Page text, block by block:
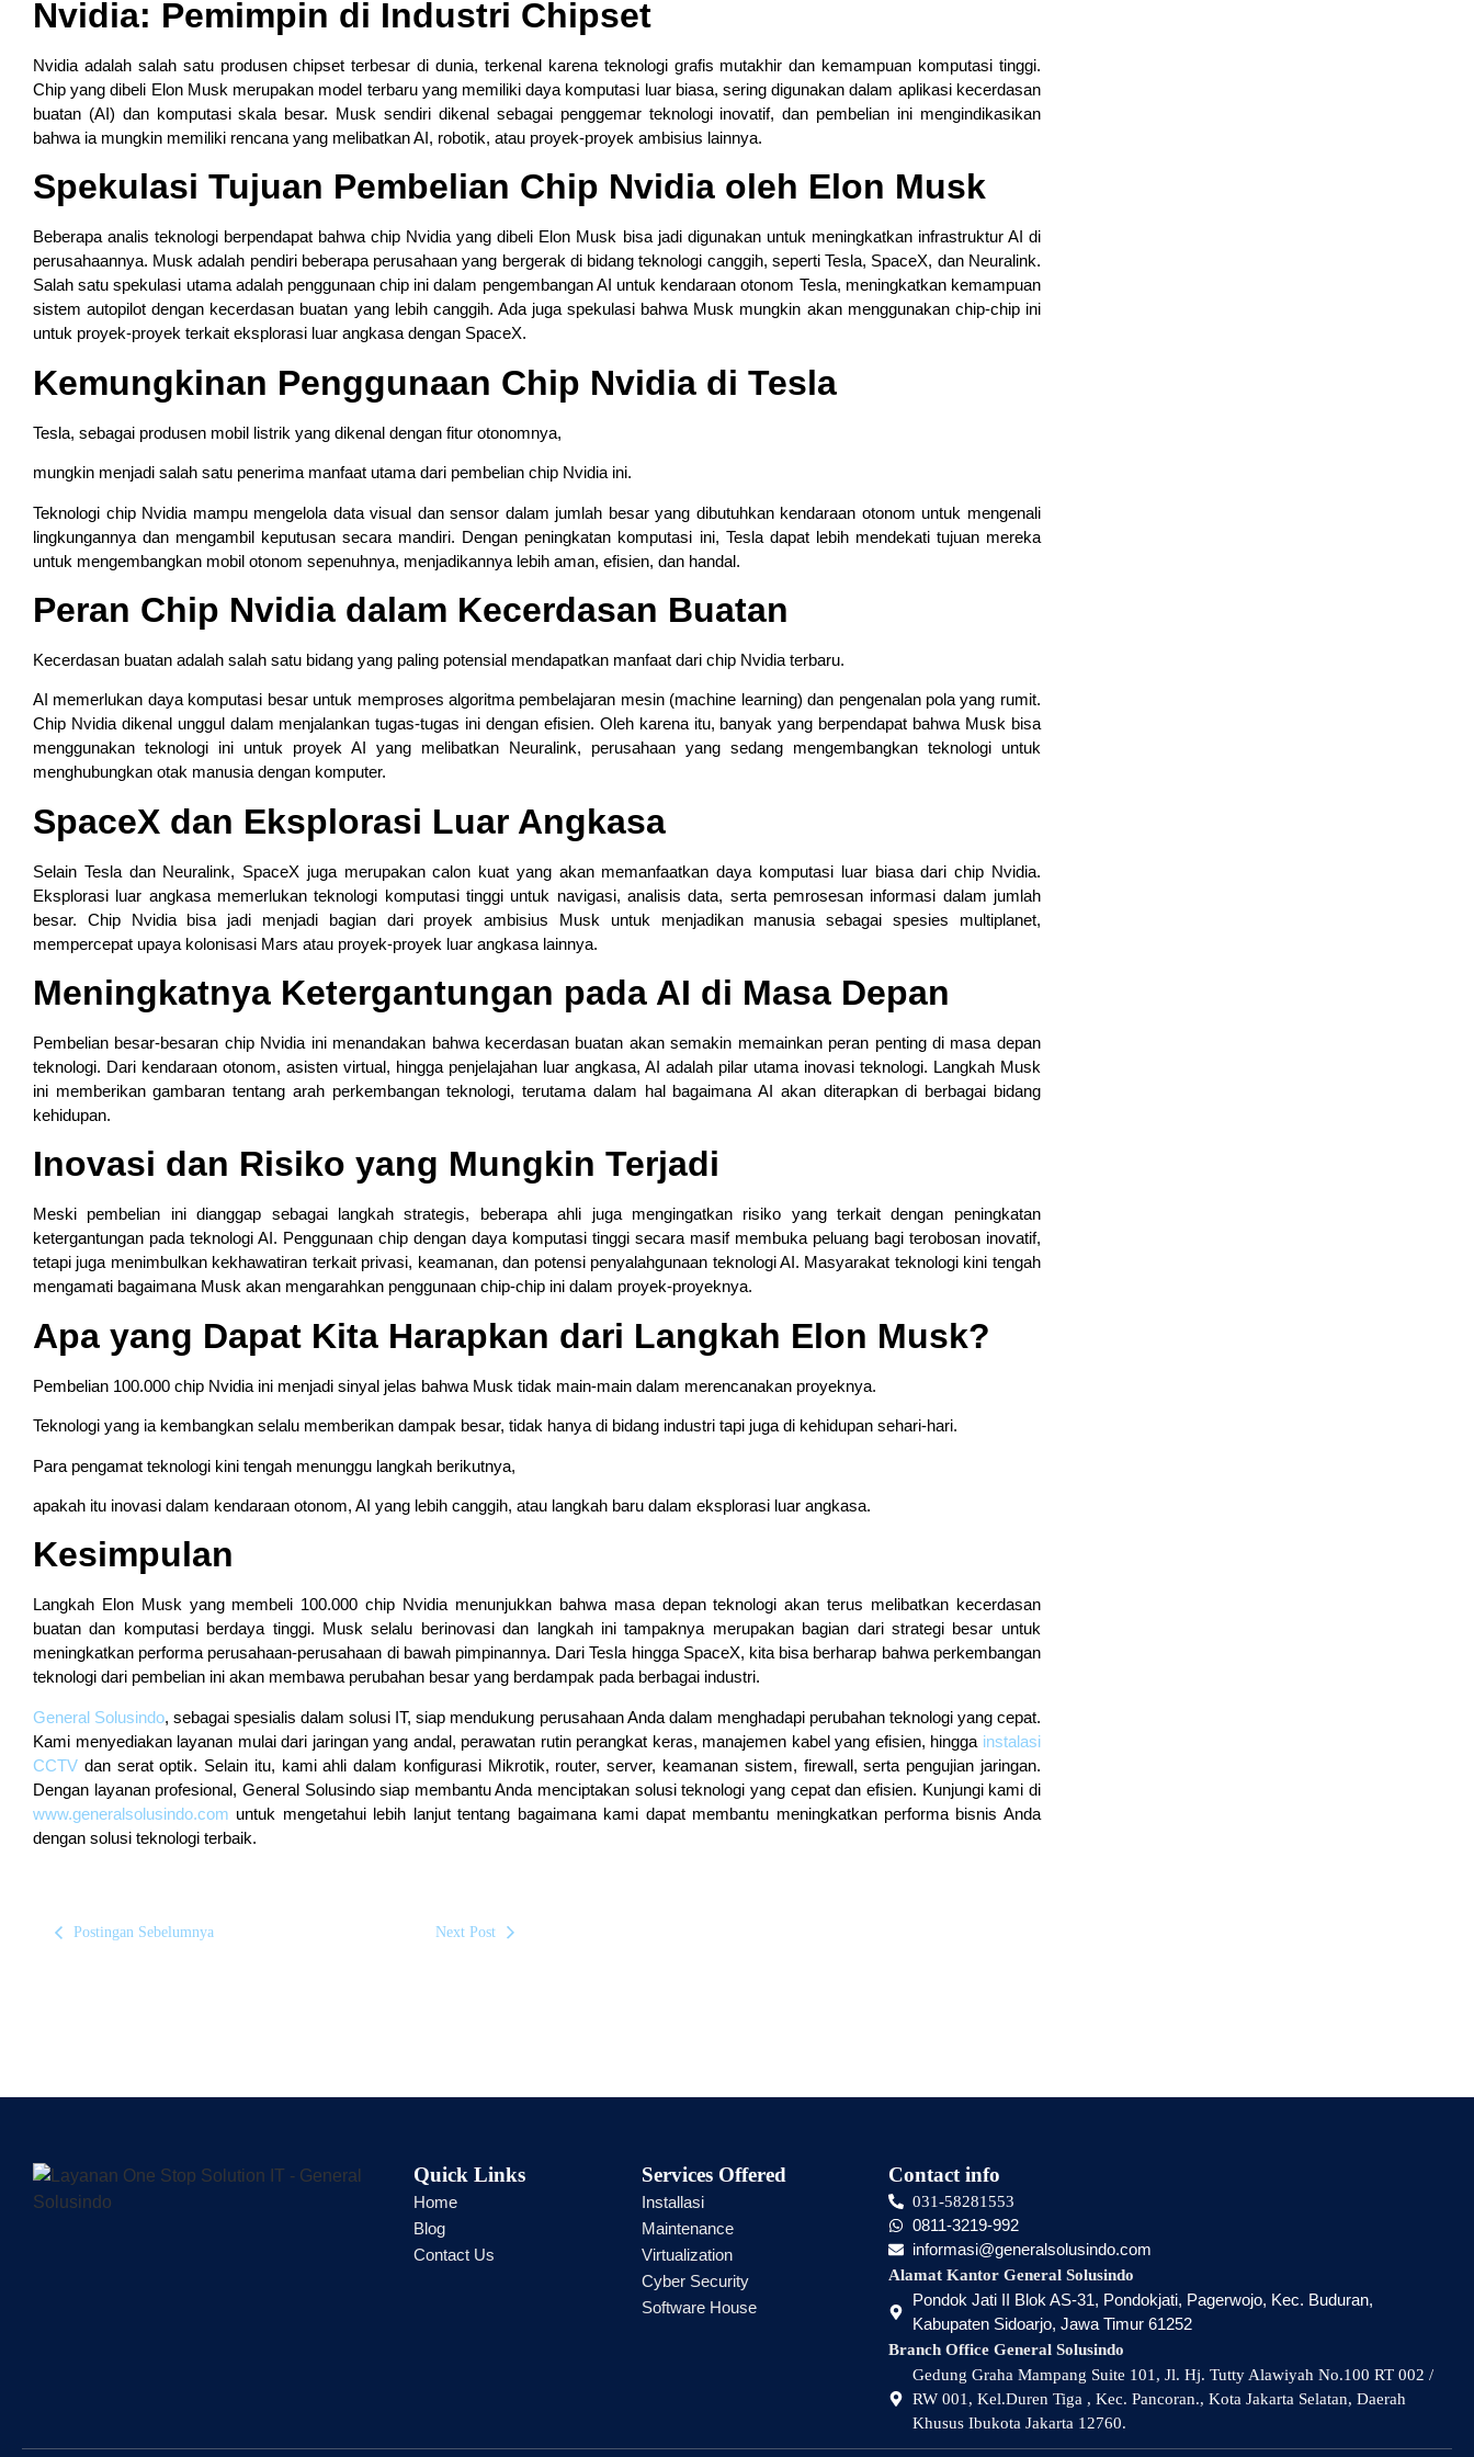
Nvidia: Pemimpin di Industri Chipset
Nvidia adalah salah satu produsen chipset terbesar di dunia, terkenal karena teknologi grafis mutakhir dan kemampuan komputasi tinggi.
Chip yang dibeli Elon Musk merupakan model terbaru yang memiliki daya komputasi luar biasa, sering digunakan dalam aplikasi kecerdasan
buatan (AI) dan komputasi skala besar. Musk sendiri dikenal sebagai penggemar teknologi inovatif, dan pembelian ini mengindikasikan
bahwa ia mungkin memiliki rencana yang melibatkan AI, robotik, atau proyek-proyek ambisius lainnya.
Spekulasi Tujuan Pembelian Chip Nvidia oleh Elon Musk
Beberapa analis teknologi berpendapat bahwa chip Nvidia yang dibeli Elon Musk bisa jadi digunakan untuk meningkatkan infrastruktur AI di
perusahaannya. Musk adalah pendiri beberapa perusahaan yang bergerak di bidang teknologi canggih, seperti Tesla, SpaceX, dan Neuralink.
Salah satu spekulasi utama adalah penggunaan chip ini dalam pengembangan AI untuk kendaraan otonom Tesla, meningkatkan kemampuan
sistem autopilot dengan kecerdasan buatan yang lebih canggih. Ada juga spekulasi bahwa Musk mungkin akan menggunakan chip-chip ini
untuk proyek-proyek terkait eksplorasi luar angkasa dengan SpaceX.
Kemungkinan Penggunaan Chip Nvidia di Tesla
Tesla, sebagai produsen mobil listrik yang dikenal dengan fitur otonomnya,
mungkin menjadi salah satu penerima manfaat utama dari pembelian chip Nvidia ini.
Teknologi chip Nvidia mampu mengelola data visual dan sensor dalam jumlah besar yang dibutuhkan kendaraan otonom untuk mengenali
lingkungannya dan mengambil keputusan secara mandiri. Dengan peningkatan komputasi ini, Tesla dapat lebih mendekati tujuan mereka
untuk mengembangkan mobil otonom sepenuhnya, menjadikannya lebih aman, efisien, dan handal.
Peran Chip Nvidia dalam Kecerdasan Buatan
Kecerdasan buatan adalah salah satu bidang yang paling potensial mendapatkan manfaat dari chip Nvidia terbaru.
AI memerlukan daya komputasi besar untuk memproses algoritma pembelajaran mesin (machine learning) dan pengenalan pola yang rumit.
Chip Nvidia dikenal unggul dalam menjalankan tugas-tugas ini dengan efisien. Oleh karena itu, banyak yang berpendapat bahwa Musk bisa
menggunakan teknologi ini untuk proyek AI yang melibatkan Neuralink, perusahaan yang sedang mengembangkan teknologi untuk
menghubungkan otak manusia dengan komputer.
SpaceX dan Eksplorasi Luar Angkasa
Selain Tesla dan Neuralink, SpaceX juga merupakan calon kuat yang akan memanfaatkan daya komputasi luar biasa dari chip Nvidia.
Eksplorasi luar angkasa memerlukan teknologi komputasi tinggi untuk navigasi, analisis data, serta pemrosesan informasi dalam jumlah
besar. Chip Nvidia bisa jadi menjadi bagian dari proyek ambisius Musk untuk menjadikan manusia sebagai spesies multiplanet,
mempercepat upaya kolonisasi Mars atau proyek-proyek luar angkasa lainnya.
Meningkatnya Ketergantungan pada AI di Masa Depan
Pembelian besar-besaran chip Nvidia ini menandakan bahwa kecerdasan buatan akan semakin memainkan peran penting di masa depan
teknologi. Dari kendaraan otonom, asisten virtual, hingga penjelajahan luar angkasa, AI adalah pilar utama inovasi teknologi. Langkah Musk
ini memberikan gambaran tentang arah perkembangan teknologi, terutama dalam hal bagaimana AI akan diterapkan di berbagai bidang
kehidupan.
Inovasi dan Risiko yang Mungkin Terjadi
Meski pembelian ini dianggap sebagai langkah strategis, beberapa ahli juga mengingatkan risiko yang terkait dengan peningkatan
ketergantungan pada teknologi AI. Penggunaan chip dengan daya komputasi tinggi secara masif membuka peluang bagi terobosan inovatif,
tetapi juga menimbulkan kekhawatiran terkait privasi, keamanan, dan potensi penyalahgunaan teknologi AI. Masyarakat teknologi kini tengah
mengamati bagaimana Musk akan mengarahkan penggunaan chip-chip ini dalam proyek-proyeknya.
Apa yang Dapat Kita Harapkan dari Langkah Elon Musk?
Pembelian 100.000 chip Nvidia ini menjadi sinyal jelas bahwa Musk tidak main-main dalam merencanakan proyeknya.
Teknologi yang ia kembangkan selalu memberikan dampak besar, tidak hanya di bidang industri tapi juga di kehidupan sehari-hari.
Para pengamat teknologi kini tengah menunggu langkah berikutnya,
apakah itu inovasi dalam kendaraan otonom, AI yang lebih canggih, atau langkah baru dalam eksplorasi luar angkasa.
Kesimpulan
Langkah Elon Musk yang membeli 100.000 chip Nvidia menunjukkan bahwa masa depan teknologi akan terus melibatkan kecerdasan
buatan dan komputasi berdaya tinggi. Musk selalu berinovasi dan langkah ini tampaknya merupakan bagian dari strategi besar untuk
meningkatkan performa perusahaan-perusahaan di bawah pimpinannya. Dari Tesla hingga SpaceX, kita bisa berharap bahwa perkembangan
teknologi dari pembelian ini akan membawa perubahan besar yang berdampak pada berbagai industri.
General Solusindo, sebagai spesialis dalam solusi IT, siap mendukung perusahaan Anda dalam menghadapi perubahan teknologi yang cepat.
Kami menyediakan layanan mulai dari jaringan yang andal, perawatan rutin perangkat keras, manajemen kabel yang efisien, hingga instalasi
CCTV dan serat optik. Selain itu, kami ahli dalam konfigurasi Mikrotik, router, server, keamanan sistem, firewall, serta pengujian jaringan.
Dengan layanan profesional, General Solusindo siap membantu Anda menciptakan solusi teknologi yang cepat dan efisien. Kunjungi kami di
www.generalsolusindo.com untuk mengetahui lebih lanjut tentang bagaimana kami dapat membantu meningkatkan performa bisnis Anda
dengan solusi teknologi terbaik.
Postingan Sebelumnya Next Post
Quick Links
Home
Blog
Contact Us
Services Offered
Installasi
Maintenance
Virtualization
Cyber Security
Software House
Contact info
031-58281553
0811-3219-992
informasi@generalsolusindo.com
Alamat Kantor General Solusindo
Pondok Jati II Blok AS-31, Pondokjati, Pagerwojo, Kec. Buduran,
Kabupaten Sidoarjo, Jawa Timur 61252
Branch Office General Solusindo
Gedung Graha Mampang Suite 101, Jl. Hj. Tutty Alawiyah No.100 RT 002 /
RW 001, Kel.Duren Tiga , Kec. Pancoran., Kota Jakarta Selatan, Daerah
Khusus Ibukota Jakarta 12760.